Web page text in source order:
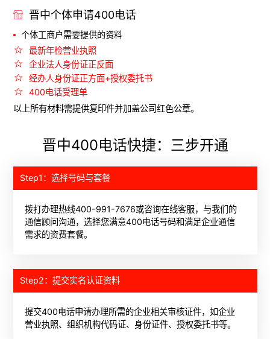
晋中个体申请400电话
个体工商户需要提供的资料
最新年检营业执照
企业法人身份证正反面
经办人身份证正方面+授权委托书
400电话受理单
以上所有材料需提供复印件并加盖公司红色公章。
晋中400电话快捷：三步开通
Step1：选择号码与套餐
拨打办理热线400-991-7676或咨询在线客服，与我们的
通信顾问沟通，选择您满意400电话号码和满足企业通信
需求的资费套餐。
Step2：提交实名认证资料
提交400电话申请办理所需的企业相关审核证件，如企业
营业执照、组织机构代码证、身份证件、授权委托书等。